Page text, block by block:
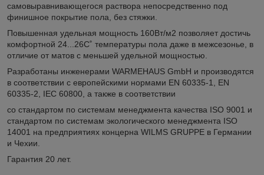
самовыравнивающегося раствора непосредственно под
финишное покрытие пола, без стяжки.
Повышенная удельная мощность 160Вт/м2 позволяет достичь
комфортной 24...26С˚ температуры пола даже в межсезонье, в
отличие от матов с меньшей удельной мощностью.
Разработаны инженерами WARMEHAUS GmbH и производятся
в соответствии с европейскими нормами EN 60335-1, EN
60335-2, IEC 60800, а также в соответствии
со стандартом по системам менеджмента качества ISO 9001 и
стандартом по системам экологического менеджмента ISO
14001 на предприятиях концерна WILMS GRUPPE в Германии
и Чехии.
Гарантия 20 лет.